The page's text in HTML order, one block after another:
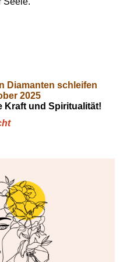
Diamanten schleifen
2025
Kraft und Spiritualität!